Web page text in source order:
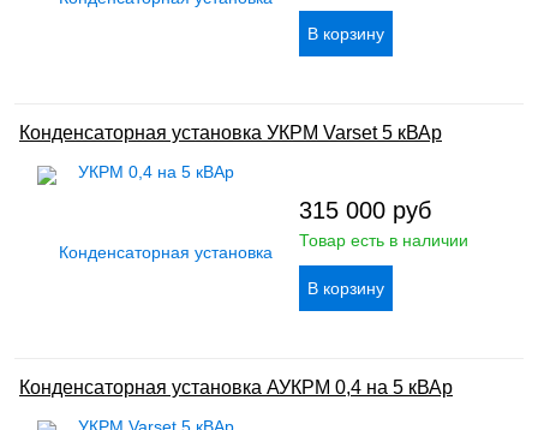
Конденсаторная установка УКРМ Varset 5 кВАр
315 000 руб
Товар есть в наличии
Конденсаторная установка АУКРМ 0,4 на 5 кВАр